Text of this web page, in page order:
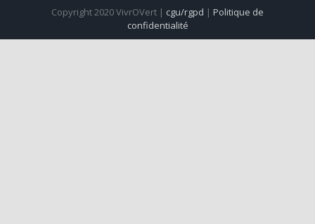
Copyright 2020 VivrOVert | cgu/rgpd | Politique de
confidentialité